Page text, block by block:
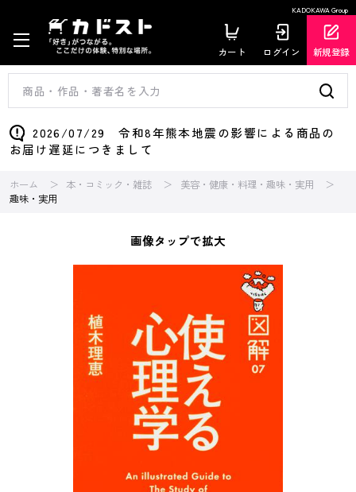
KADOKAWA Group
カート ログイン 新規登録
2026/07/29 令和8年熊本地震の影響による商品の
お届け遅延につきまして
ホーム 本・コミック・雑誌
美容・健康・料理・趣味・実用
趣味・実用
画像タップで拡大